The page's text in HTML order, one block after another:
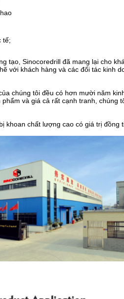
tế;
tạo, Sinocoredrill đã mang lại cho
với khách hàng và các đối tác kinh
chúng tôi đều có hơn mười năm
và giá cả rất cạnh tranh,
khoan chất lượng cao có giá trị